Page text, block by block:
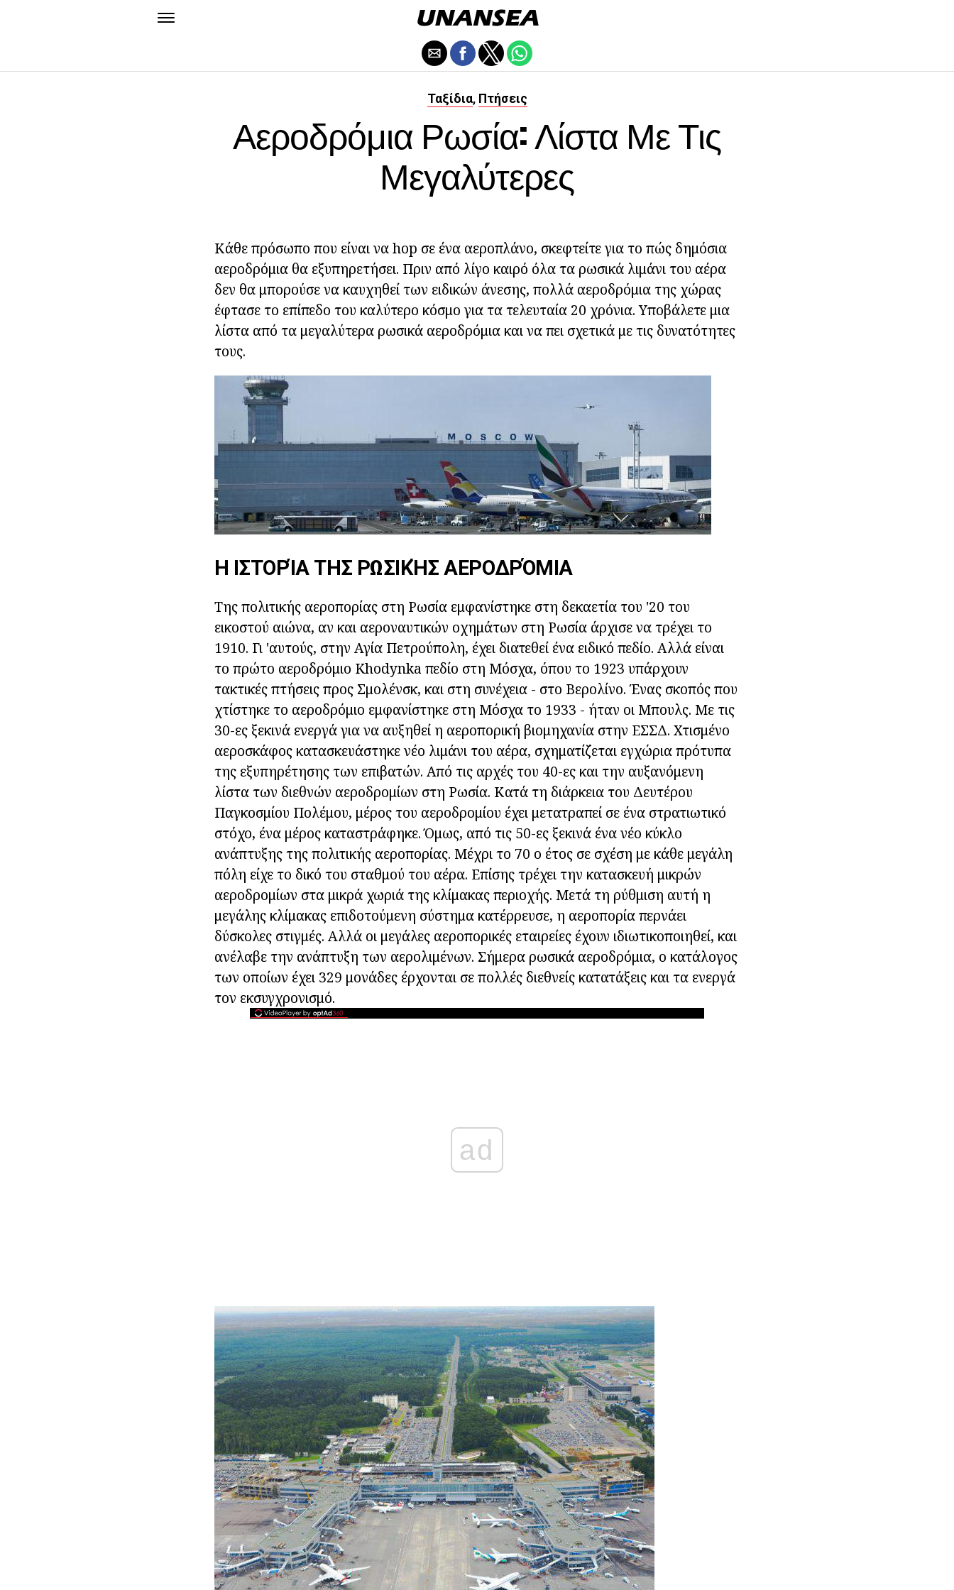
Ταξίδια, Πτήσεις
Αεροδρόμια Ρωσία: Λίστα Με Τις
Μεγαλύτερες
Κάθε πρόσωπο που είναι να hop σε ένα αεροπλάνο, σκεφτείτε για το πώς δημόσια
αεροδρόμια θα εξυπηρετήσει. Πριν από λίγο καιρό όλα τα ρωσικά λιμάνι του αέρα
δεν θα μπορούσε να καυχηθεί των ειδικών άνεσης, πολλά αεροδρόμια της χώρας
έφτασε το επίπεδο του καλύτερο κόσμο για τα τελευταία 20 χρόνια. Υποβάλετε μια
λίστα από τα μεγαλύτερα ρωσικά αεροδρόμια και να πει σχετικά με τις δυνατότητες
τους.
Η ΙΣΤΟΡΊΑ ΤΗΣ ΡΩΣΙΚΉΣ ΑΕΡΟΔΡΌΜΙΑ
Της πολιτικής αεροπορίας στη Ρωσία εμφανίστηκε στη δεκαετία του '20 του
εικοστού αιώνα, αν και αεροναυτικών οχημάτων στη Ρωσία άρχισε να τρέχει το
1910. Γι 'αυτούς, στην Αγία Πετρούπολη, έχει διατεθεί ένα ειδικό πεδίο. Αλλά είναι
το πρώτο αεροδρόμιο Khodynka πεδίο στη Μόσχα, όπου το 1923 υπάρχουν
τακτικές πτήσεις προς Σμολένσκ, και στη συνέχεια - στο Βερολίνο. Ένας σκοπός που
χτίστηκε το αεροδρόμιο εμφανίστηκε στη Μόσχα το 1933 - ήταν οι Μπουλς. Με τις
30-ες ξεκινά ενεργά για να αυξηθεί η αεροπορική βιομηχανία στην ΕΣΣΔ. Χτισμένο
αεροσκάφος κατασκευάστηκε νέο λιμάνι του αέρα, σχηματίζεται εγχώρια πρότυπα
της εξυπηρέτησης των επιβατών. Από τις αρχές του 40-ες και την αυξανόμενη
λίστα των διεθνών αεροδρομίων στη Ρωσία. Κατά τη διάρκεια του Δευτέρου
Παγκοσμίου Πολέμου, μέρος του αεροδρομίου έχει μετατραπεί σε ένα στρατιωτικό
στόχο, ένα μέρος καταστράφηκε. Όμως, από τις 50-ες ξεκινά ένα νέο κύκλο
ανάπτυξης της πολιτικής αεροπορίας. Μέχρι το 70 ο έτος σε σχέση με κάθε μεγάλη
πόλη είχε το δικό του σταθμού του αέρα. Επίσης τρέχει την κατασκευή μικρών
αεροδρομίων στα μικρά χωριά της κλίμακας περιοχής. Μετά τη ρύθμιση αυτή η
μεγάλης κλίμακας επιδοτούμενη σύστημα κατέρρευσε, η αεροπορία περνάει
δύσκολες στιγμές. Αλλά οι μεγάλες αεροπορικές εταιρείες έχουν ιδιωτικοποιηθεί, και
ανέλαβε την ανάπτυξη των αερολιμένων. Σήμερα ρωσικά αεροδρόμια, ο κατάλογος
των οποίων έχει 329 μονάδες έρχονται σε πολλές διεθνείς κατατάξεις και τα ενεργά
τον εκσυγχρονισμό.
ad